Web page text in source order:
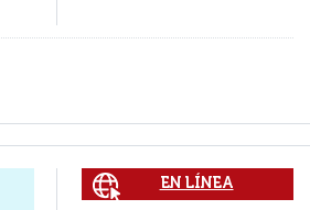
EN LÍNEA